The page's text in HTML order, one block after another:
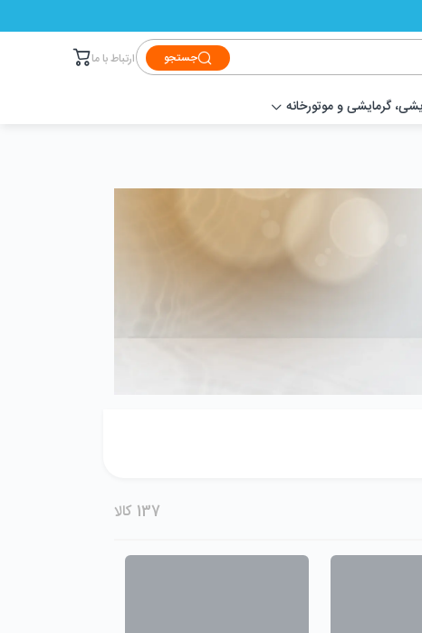
جستجو ارتباط با ما
گرمایشی و موتورخانه
137 کالا